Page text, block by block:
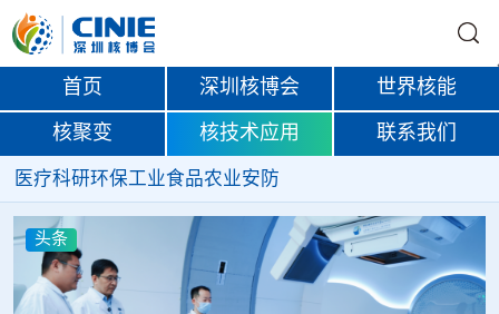
首页 深圳核博会 世界核能
核聚变 核技术应用 联系我们
医疗科研环保工业食品农业安防
头条